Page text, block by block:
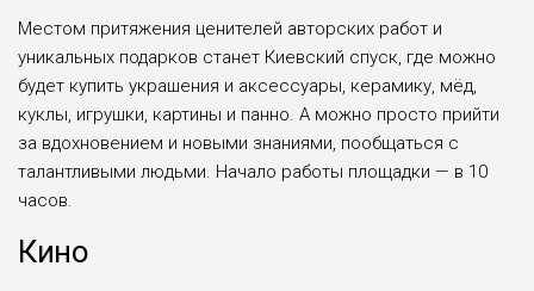
Местом притяжения ценителей авторских работ и
уникальных подарков станет Киевский спуск, где можно
будет купить украшения и аксессуары, керамику, мёд,
куклы, игрушки, картины и панно. А можно просто прийти
за вдохновением и новыми знаниями, пообщаться с
талантливыми людьми. Начало работы площадки — в 10
часов.
Кино